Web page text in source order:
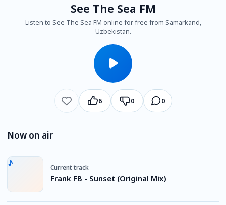
See The Sea FM
Listen to See The Sea FM online for free from Samarkand,
Uzbekistan.
6 0 0
Now on air
Current track
Frank FB - Sunset (Original Mix)